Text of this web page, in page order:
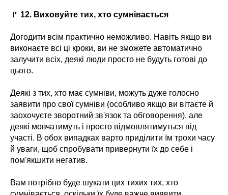
🚩 12. Виховуйте тих, хто сумнівається
Догодити всім практично неможливо. Навіть якщо ви
виконаєте всі ці кроки, ви не зможете автоматично
залучити всіх, деякі люди просто не будуть готові до
цього.
Деякі з тих, хто має сумніви, можуть дуже голосно
заявити про свої сумніви (особливо якщо ви вітаєте й
заохочуєте зворотний зв'язок та обговорення), але
деякі мовчатимуть і просто відмовлятимуться від
участі. В обох випадках варто приділити їм трохи часу
й уваги, щоб спробувати привернути їх до себе і
пом'якшити негатив.
Вам потрібно буде шукати цих тихих тих, хто